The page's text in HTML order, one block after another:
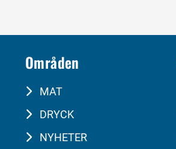
Områden
MAT
DRYCK
NYHETER